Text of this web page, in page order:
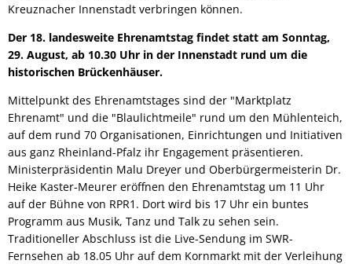
Kreuznacher Innenstadt verbringen können.
Der 18. landesweite Ehrenamtstag findet statt am Sonntag,
29. August, ab 10.30 Uhr in der Innenstadt rund um die
historischen Brückenhäuser.
Mittelpunkt des Ehrenamtstages sind der "Marktplatz
Ehrenamt" und die "Blaulichtmeile" rund um den Mühlenteich,
auf dem rund 70 Organisationen, Einrichtungen und Initiativen
aus ganz Rheinland-Pfalz ihr Engagement präsentieren.
Ministerpräsidentin Malu Dreyer und Oberbürgermeisterin Dr.
Heike Kaster-Meurer eröffnen den Ehrenamtstag um 11 Uhr
auf der Bühne von RPR1. Dort wird bis 17 Uhr ein buntes
Programm aus Musik, Tanz und Talk zu sehen sein.
Traditioneller Abschluss ist die Live-Sendung im SWR-
Fernsehen ab 18.05 Uhr auf dem Kornmarkt mit der Verleihung